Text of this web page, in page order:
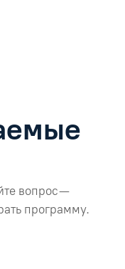
вопрос —
программу.